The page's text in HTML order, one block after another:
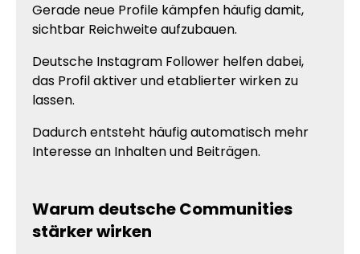
Gerade neue Profile kämpfen häufig damit,
sichtbar Reichweite aufzubauen.
Deutsche Instagram Follower helfen dabei,
das Profil aktiver und etablierter wirken zu
lassen.
Dadurch entsteht häufig automatisch mehr
Interesse an Inhalten und Beiträgen.
Warum deutsche Communities
stärker wirken